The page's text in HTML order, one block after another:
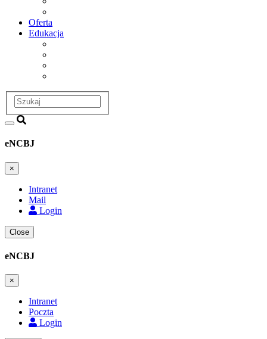
Oferta
Edukacja
Szukaj
eNCBJ
×
Intranet
Mail
Login
Close
eNCBJ
×
Intranet
Poczta
Login